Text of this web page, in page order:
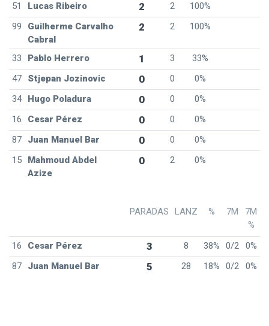
51
Lucas Ribeiro 2 2
100%
99
Guilherme Carvalho
Cabral
2 2 100%
33 Pablo Herrero 1 3
33%
47
Stjepan Jozinovic 0 0
0%
34
Hugo Poladura 0 0
0%
16
Cesar Pérez 0 0
0%
87
Juan Manuel Bar 0 0
0%
15
Mahmoud Abdel
Azize
0 2 0%
PARADAS LANZ % 7M
7M
%
16
Cesar Pérez 3 8 38% 0/2
0%
87
Juan Manuel Bar 5 28 18% 0/2 0%